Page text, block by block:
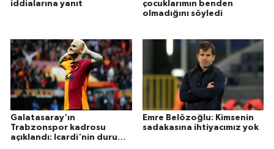
iddialarına yanıt
çocuklarımın benden
olmadığını söyledi
Galatasaray'ın
Trabzonspor kadrosu
açıklandı: Icardi'nin durumu
Emre Belözoğlu: Kimsenin
sadakasına ihtiyacımız yok